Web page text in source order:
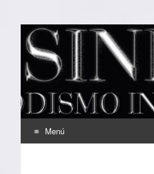
EL
Periodismo Inteligente
Menú